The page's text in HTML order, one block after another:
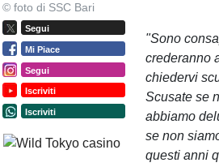
© foto di SSC Bari
Segui
Mi Piace
Segui
Iscriviti
Iscriviti
"Sono
crederanno
chiedervi
Scusate se
abbiamo
se non
questi anni